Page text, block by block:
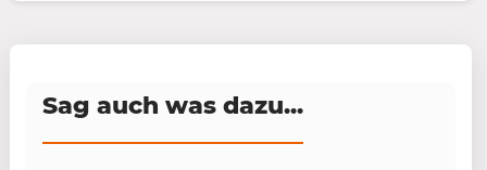
Sag auch was dazu...